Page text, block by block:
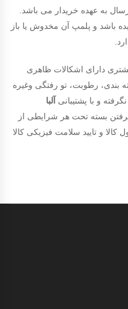
به عهده خریدار می باشد.
باشد و پلمپ آن مخدوش یا باز
دارای اشکالات ظاهری
رطوبت، تو رفتگی وغیره
و با پشتیبانی آلبا
بسته تحت هر شرایطی از
کالا و تایید سلامت فیزیکی کالا